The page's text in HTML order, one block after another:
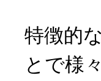
特徴的
とで様